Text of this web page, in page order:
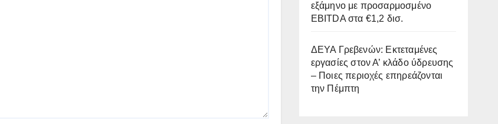
εξάμηνο με προσαρμοσμένο
EBITDA στα €1,2 δισ.
ΔΕΥΑ Γρεβενών: Εκτεταμένες
εργασίες στον Α’ κλάδο ύδρευσης
– Ποιες περιοχές επηρεάζονται
την Πέμπτη